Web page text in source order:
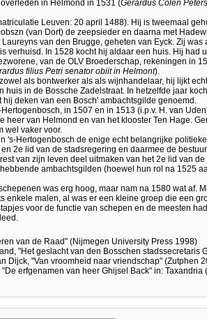
in Helmond in 1531 (Gerardus Colen
Leuven: 20 april 1488). Hij is tweemaal
(van Dort) de zeepsieder en daarna met
van den Brugge, geheten van Eyck. Zij
verhuisd. In 1528 kocht hij aldaar een huis. Hij had
van de OLV Broederschap, rekeningen in
filius Petri senator obiit in Helmont).
als bontwerker als als wijnhandelaar, hij lijkt
huis in de Bossche Zadelstraat. In hetzelfde jaar
hij deken van een Bosch' ambachtsgilde genoemd.
in 1507 en in 1513 (i.p.v. H. van
heer van Helmond en van het klooster Ten Hage.
wel vaker voor.
's-Hertogenbosch de enige echt belangrijke
2e lid van de stadsregering en daarmee de
van zijn leven deel uitmaken van het 2e lid van
ambachtsgilden (hoewel hun rol na 1525
was erg hoog, maar nam na 1580 wat af.
enkele malen, al was er een kleine groep die een
voor de functie van schepen en de meesten
van de Raad" (Nijmegen University Press 1998)
"Het geslacht van den Bosschen stadssecretaris
Dijck, "Van vroomheid naar vriendschap" (Zutphen
"De erfgenamen van heer Ghijsel Back" in: Taxandria